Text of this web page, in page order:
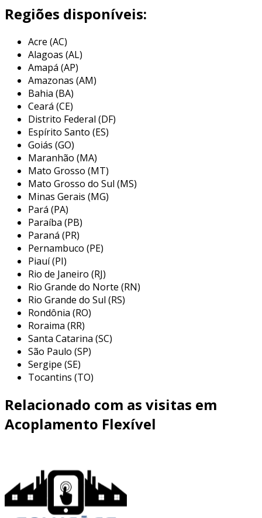
equipamento. os acoplamentos flexíveis são
projetados para compensar desalinhamentos
angulares, radiais e axiais, assegurando uma
operação suave e eficaz.
comumente fabricados em materiais como
alumínio, aço inoxidável e plásticos de
engenharia, esses acoplamentos são
selecionados conforme a aplicação específica
em que serão utilizados. eles também são
fundamentais para proteger os equipamentos
contra danos que podem ser causados por
vibrações excessivas ou choques mecânicos.
principais aplicações do
acoplamento flexível para encoder
os acoplamentos flexíveis para encoder são
amplamente utilizados em diversos setores da
indústria, sendo esenciales em sistemas que
requerem alta precisão e confiabilidade. entre
as principais aplicações, destacam-se:
indústria automotiva:
robôs e máquinas automatizadas para
garantir a precisão na medição de posição
e velocidade dos eixos.
maquinário pesado:
fresadoras, onde a precisão nos
movimentos é imprescindível.
máquinas de embalagem:
etapas de embalagem e rotulagem.
instrumentação e controle:
sistemas de medição e controle, onde a
Regiões disponíveis:
Acre (AC)
Alagoas (AL)
Amapá (AP)
Amazonas (AM)
Bahia (BA)
Ceará (CE)
Distrito Federal (DF)
Espírito Santo (ES)
Goiás (GO)
Maranhão (MA)
Mato Grosso (MT)
Mato Grosso do Sul (MS)
Minas Gerais (MG)
Pará (PA)
Paraíba (PB)
Paraná (PR)
Pernambuco (PE)
Piauí (PI)
Rio de Janeiro (RJ)
Rio Grande do Norte (RN)
Rio Grande do Sul (RS)
Rondônia (RO)
Roraima (RR)
Santa Catarina (SC)
São Paulo (SP)
Sergipe (SE)
Tocantins (TO)
Relacionado com as visitas em
Acoplamento Flexível